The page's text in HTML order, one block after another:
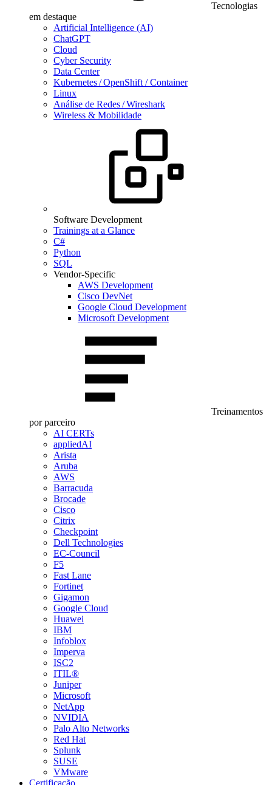
Tecnologias
em destaque
Artificial Intelligence (AI)
ChatGPT
Cloud
Cyber Security
Data Center
Kubernetes / OpenShift / Container
Linux
Análise de Redes / Wireshark
Wireless & Mobilidade
Software Development
Trainings at a Glance
C#
Python
SQL
Vendor-Specific
AWS Development
Cisco DevNet
Google Cloud Development
Microsoft Development
Treinamentos
por parceiro
AI CERTs
appliedAI
Arista
Aruba
AWS
Barracuda
Brocade
Cisco
Citrix
Checkpoint
Dell Technologies
EC-Council
F5
Fast Lane
Fortinet
Gigamon
Google Cloud
Huawei
IBM
Infoblox
Imperva
ISC2
ITIL®
Juniper
Microsoft
NetApp
NVIDIA
Palo Alto Networks
Red Hat
Splunk
SUSE
VMware
Certificação